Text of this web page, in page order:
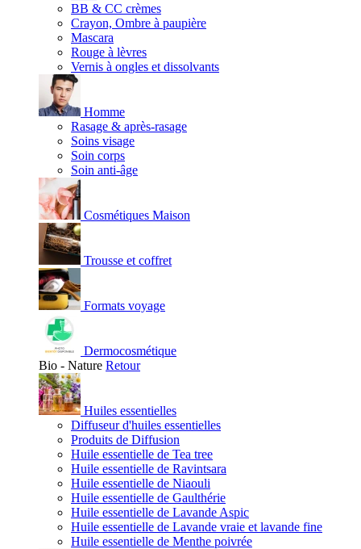
BB & CC crèmes
Crayon, Ombre à paupière
Mascara
Rouge à lèvres
Vernis à ongles et dissolvants
Homme
Rasage & après-rasage
Soins visage
Soin corps
Soin anti-âge
Cosmétiques Maison
Trousse et coffret
Formats voyage
Dermocosmétique
Bio - Nature Retour
Huiles essentielles
Diffuseur d'huiles essentielles
Produits de Diffusion
Huile essentielle de Tea tree
Huile essentielle de Ravintsara
Huile essentielle de Niaouli
Huile essentielle de Gaulthérie
Huile essentielle de Lavande Aspic
Huile essentielle de Lavande vraie et lavande fine
Huile essentielle de Menthe poivrée